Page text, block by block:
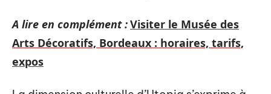
A lire en complément :Visiter le Musée des
Arts Décoratifs, Bordeaux : horaires, tarifs,
expos